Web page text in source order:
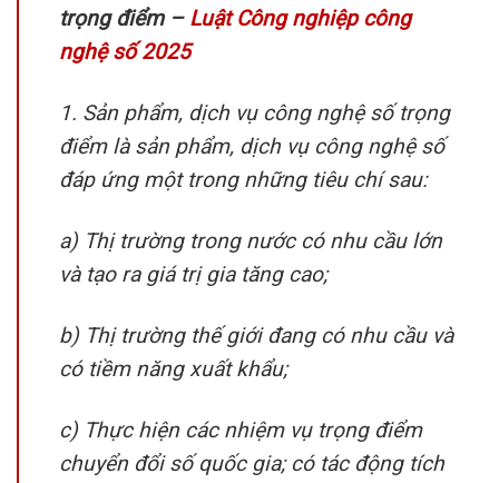
trọng điểm– Luật Công nghiệp công
nghệ số 2025
1. Sản phẩm, dịch vụ công nghệ số trọng
điểm là sản phẩm, dịch vụ công nghệ số
đáp ứng một trong những tiêu chí sau:
a) Thị trường trong nước có nhu cầu lớn
và tạo ra giá trị gia tăng cao;
b) Thị trường thế giới đang có nhu cầu và
có tiềm năng xuất khẩu;
c) Thực hiện các nhiệm vụ trọng điểm
chuyển đổi số quốc gia; có tác động tích